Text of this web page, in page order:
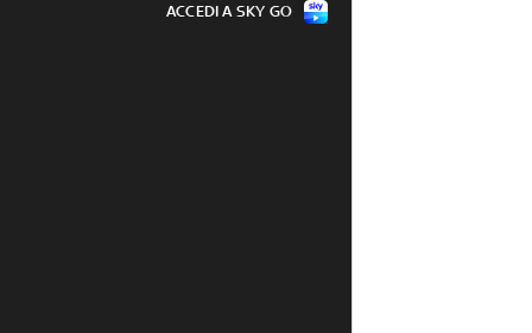
ACCEDI A SKY GO